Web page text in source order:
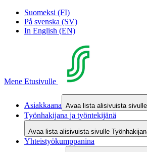
Suomeksi (FI)
På svenska (SV)
In English (EN)
Mene Etusivulle
Asiakkaana Avaa lista alisivuista
Työnhakijana ja työntekijänä
Avaa lista alisivuista sivulle
Yhteistyökumppanina